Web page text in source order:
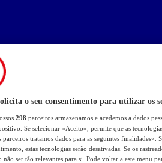
o seu consentimento para utilizar os
298 parceiros armazenamos e acedemos a dados
Se selecionar «Aceito», permite que as
parceiros tratamos dados para as seguintes
estas tecnologias serão desativadas. Se os
não ser tão relevantes para si. Pode voltar a este menu